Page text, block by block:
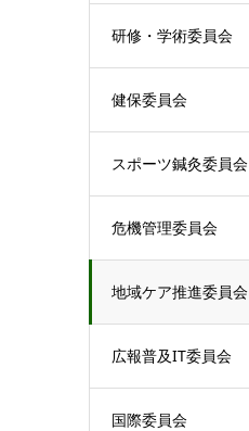
研修・学術委員会
健保委員会
スポーツ鍼灸委員会
危機管理委員会
地域ケア推進委員会
広報普及IT委員会
国際委員会